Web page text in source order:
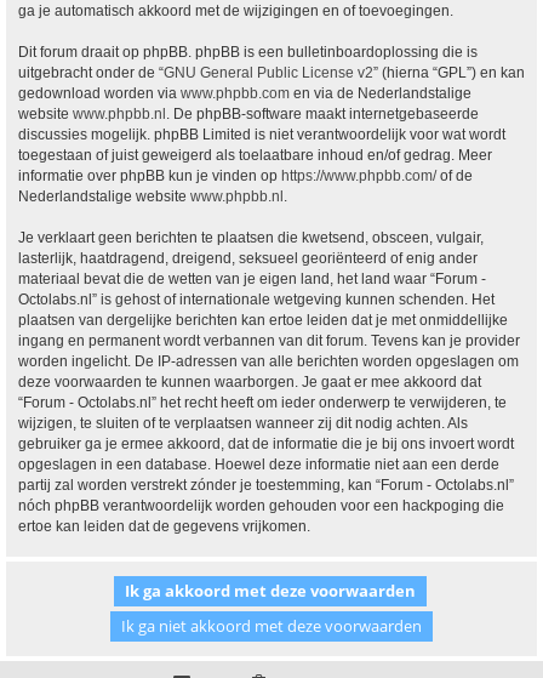
ga je automatisch akkoord met de wijzigingen en of toevoegingen.
Dit forum draait op phpBB. phpBB is een bulletinboardoplossing die is
uitgebracht onder de “GNU General Public License v2” (hierna “GPL”) en kan
gedownload worden via www.phpbb.com en via de Nederlandstalige
website www.phpbb.nl . De phpBB-software maakt internetgebaseerde
discussies mogelijk. phpBB Limited is niet verantwoordelijk voor wat wordt
toegestaan of juist geweigerd als toelaatbare inhoud en/of gedrag. Meer
informatie over phpBB kun je vinden op https://www.phpbb.com/of de
Nederlandstalige website www.phpbb.nl .
Je verklaart geen berichten te plaatsen die kwetsend, obsceen, vulgair,
lasterlijk, haatdragend, dreigend, seksueel georiënteerd of enig ander
materiaal bevat die de wetten van je eigen land, het land waar “Forum -
Octolabs.nl” is gehost of internationale wetgeving kunnen schenden. Het
plaatsen van dergelijke berichten kan ertoe leiden dat je met onmiddellijke
ingang en permanent wordt verbannen van dit forum. Tevens kan je provider
worden ingelicht. De IP-adressen van alle berichten worden opgeslagen om
deze voorwaarden te kunnen waarborgen. Je gaat er mee akkoord dat
“Forum - Octolabs.nl” het recht heeft om ieder onderwerp te verwijderen, te
wijzigen, te sluiten of te verplaatsen wanneer zij dit nodig achten. Als
gebruiker ga je ermee akkoord, dat de informatie die je bij ons invoert wordt
opgeslagen in een database. Hoewel deze informatie niet aan een derde
partij zal worden verstrekt zónder je toestemming, kan “Forum - Octolabs.nl”
nóch phpBB verantwoordelijk worden gehouden voor een hackpoging die
ertoe kan leiden dat de gegevens vrijkomen.